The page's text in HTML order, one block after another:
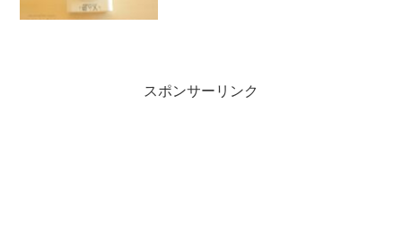
スポンサーリンク